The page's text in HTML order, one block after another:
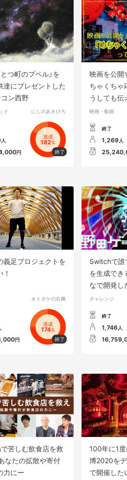
つ町のプペル』を
達にプレゼントした
ン西野
ド にしのあきひろ
人
円
達成
182%
映画を公開
ちゃくちゃ
うしても伝
映画・動画
終了
1,269人
義足プロジェクトを
オトタケの右腕
円
達成
174%
Switchで誰
を生成でき
なで開発し
チャレンジ
終了
1,746人
苦しむ飲食店を救
なたの拡散や寄付
力にー
100年に1
博2020を
で開催した